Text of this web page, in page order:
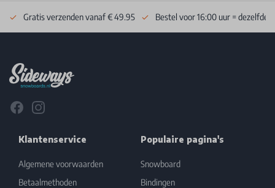
Gratis verzenden vanaf € 49.95 Bestel voor 16:00 uur = dezelfde
FacebookInstagram
Klantenservice
Algemene voorwaarden
Betaalmethoden
Populaire pagina's
Snowboard
Bindingen